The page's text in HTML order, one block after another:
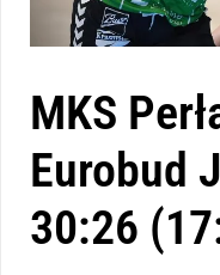
MKS
Eurobud
30:26